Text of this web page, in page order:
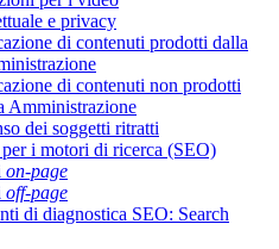
e privacy
di contenuti prodotti dalla
di contenuti non prodotti
Amministrazione
dei soggetti ritratti
i motori di ricerca (SEO)
on-page
off-page
di diagnostica SEO: Search